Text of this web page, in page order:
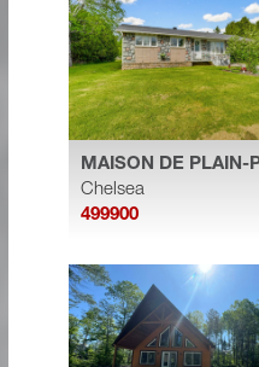
MAISON DE PLAIN-
Chelsea
499900